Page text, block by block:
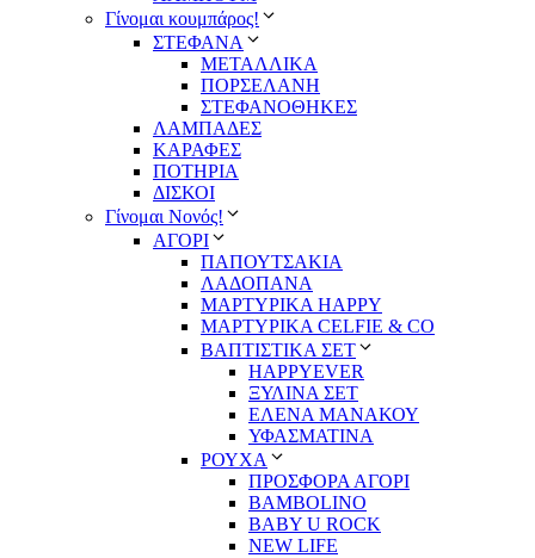
Γίνομαι κουμπάρος!
ΣΤΕΦΑΝΑ
ΜΕΤΑΛΛΙΚΑ
ΠΟΡΣΕΛΑΝΗ
ΣΤΕΦΑΝΟΘΗΚΕΣ
ΛΑΜΠΑΔΕΣ
ΚΑΡΑΦΕΣ
ΠΟΤΗΡΙΑ
ΔΙΣΚΟΙ
Γίνομαι Νονός!
ΑΓΟΡΙ
ΠΑΠΟΥΤΣΑΚΙΑ
ΛΑΔΟΠΑΝΑ
ΜΑΡΤΥΡΙΚΑ HAPPY
ΜΑΡΤΥΡΙΚΑ CELFIE & CO
ΒΑΠΤΙΣΤΙΚΑ ΣΕΤ
HAPPYEVER
ΞΥΛΙΝΑ ΣΕΤ
ΕΛΕΝΑ ΜΑΝΑΚΟΥ
ΥΦΑΣΜΑΤΙΝΑ
ΡΟΥΧΑ
ΠΡΟΣΦΟΡΑ ΑΓΟΡΙ
BAMBOLINO
BABY U ROCK
NEW LIFE